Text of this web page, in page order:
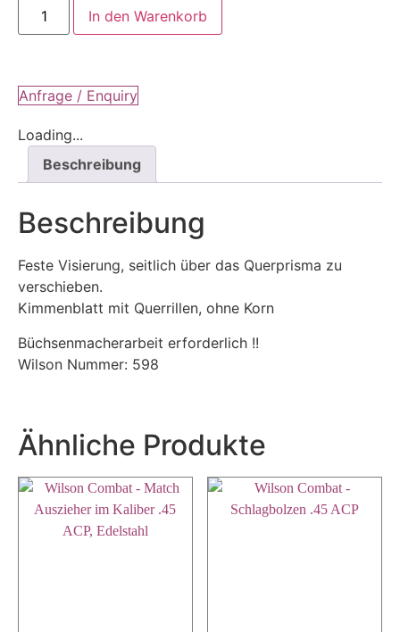
In den Warenkorb
Anfrage / Enquiry
Loading...
Beschreibung
Beschreibung
Feste Visierung, seitlich über das Querprisma zu
verschieben.
Kimmenblatt mit Querrillen, ohne Korn
Büchsenmacherarbeit erforderlich !!
Wilson Nummer: 598
Ähnliche Produkte